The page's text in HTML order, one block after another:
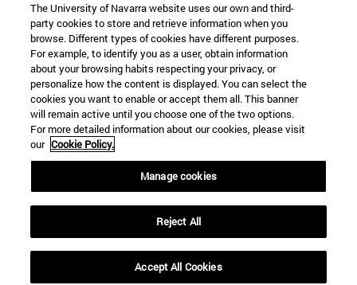
The University of Navarra website uses our own and third-
party cookies to store and retrieve information when you
browse. Different types of cookies have different purposes.
For example, to identify you as a user, obtain information
about your browsing habits respecting your privacy, or
personalize how the content is displayed. You can select the
cookies you want to enable or accept them all. This banner
will remain active until you choose one of the two options.
For more detailed information about our cookies, please visit
our Cookie Policy.
Manage cookies
Reject All
Accept All Cookies